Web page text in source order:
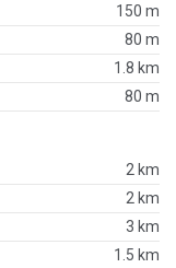
150 m
80 m
1.8 km
80 m
2 km
2 km
3 km
1.5 km